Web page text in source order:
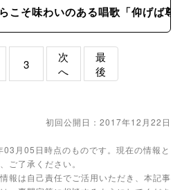
こそ味わいのある唱歌「仰げば尊
3
次
へ
最
後
初回公開日：2017年12月22日
月05日時点のものです。現在の情報と
ご了承ください。
報は自己責任でご活用いただき、本記事